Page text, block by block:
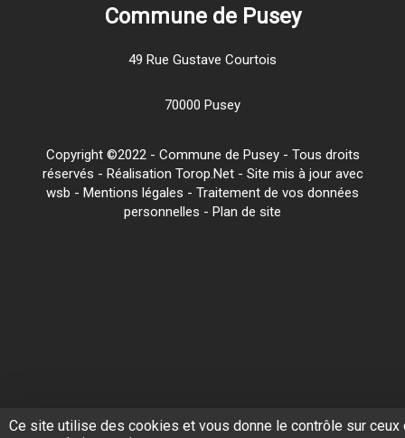
Commune de Pusey
49 Rue Gustave Courtois
70000 Pusey
Copyright ©2022 - Commune de Pusey - Tous droits
réservés - Réalisation Torop.Net - Site mis à jour avec
wsb - Mentions légales - Traitement de vos données
personnelles - Plan de site
Ce site utilise des cookies et vous donne le contrôle sur ceux